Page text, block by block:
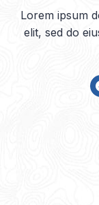
Lorem ipsum
elit, sed do